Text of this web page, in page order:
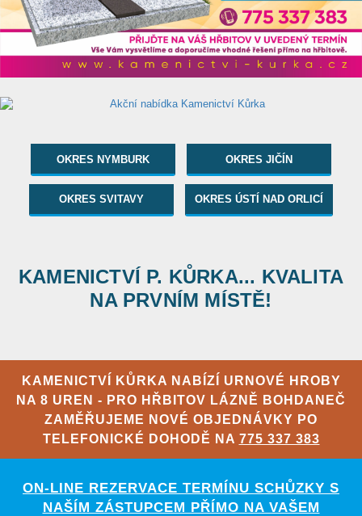
OKRES NYMBURK OKRES JIČÍN
OKRES SVITAVY OKRES ÚSTÍ NAD ORLICÍ
KAMENICTVÍ P. KŮRKA... KVALITA
NA PRVNÍM MÍSTĚ!
KAMENICTVÍ KŮRKA NABÍZÍ URNOVÉ HROBY
NA 8 UREN - PRO HŘBITOV LÁZNĚ BOHDANEČ
ZAMĚŘUJEME NOVÉ OBJEDNÁVKY PO
TELEFONICKÉ DOHODĚ NA 775 337 383
ON-LINE REZERVACE TERMÍNU SCHŮZKY S
NAŠÍM ZÁSTUPCEM PŘÍMO NA VAŠEM